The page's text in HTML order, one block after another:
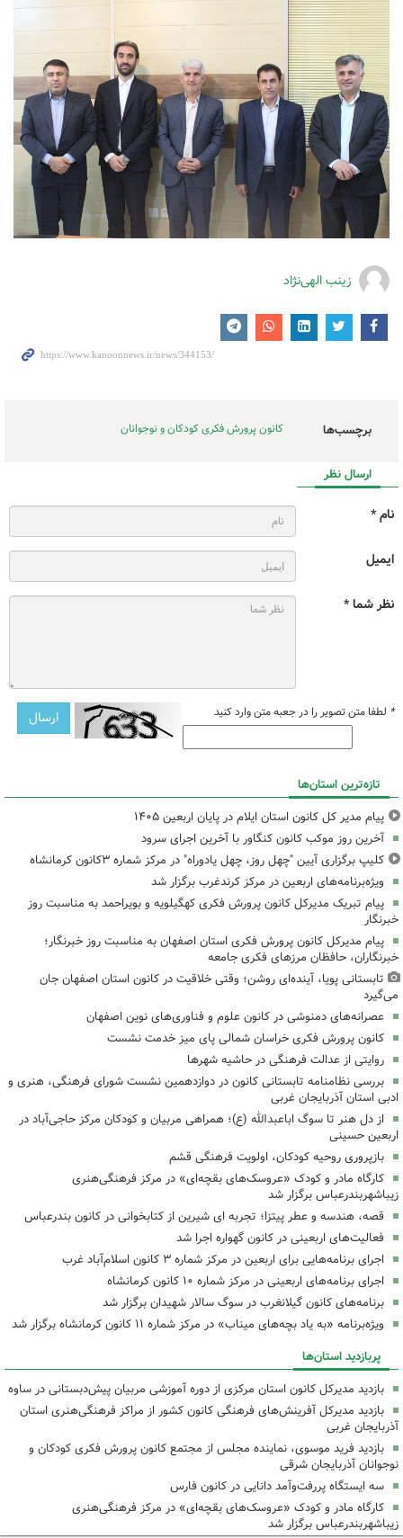
زینب الهی‌نژاد
برچسب‌ها کانون پرورش فکری کودکان و نوجوانان
ارسال نظر
نام *
ایمیل
نظر شما *
* لطفا متن تصویر را در جعبه متن وارد کنید
تازه‌ترین استان‌ها
پیام مدیر کل کانون استان ایلام در پایان اربعین ۱۴۰۵
آخرین روز موکب کانون کنگاور با آخرین اجرای سرود
کلیپ برگزاری آیین "چهل روز، چهل یادوراه" در مرکز شماره ۳کانون کرمانشاه
ویژه‌برنامه‌های اربعین در مرکز کرندغرب برگزار شد
پیام تبریک مدیرکل کانون پرورش فکری کهگیلویه و بویراحمد به مناسبت روز
خبرنگار
پیام مدیرکل کانون پرورش فکری استان اصفهان به مناسبت روز خبرنگار؛
خبرنگاران، حافظان مرزهای فکری جامعه
تابستانی پویا، آینده‌ای روشن؛ وقتی خلاقیت در کانون استان اصفهان جان
می‌گیرد
عصرانه‌های دمنوشی در کانون علوم و فناوری‌های نوین اصفهان
کانون پرورش فکری خراسان شمالی پای میز خدمت نشست
روایتی از عدالت فرهنگی در حاشیه شهرها
بررسی نظامنامه تابستانی کانون در دوازدهمین نشست شورای فرهنگی، هنری و
ادبی استان آذربایجان غربی
از دل هنر تا سوگ اباعبدالله (ع)؛ همراهی مربیان و کودکان مرکز حاجی‌آباد در
اربعین حسینی
بازپروری روحیه کودکان، اولویت فرهنگی قشم
کارگاه مادر و کودک «عروسک‌های بقچه‌ای» در مرکز فرهنگی‌هنری
زیباشهربندرعباس برگزار شد
قصه، هندسه و عطر پیتزا؛ تجربه ای شیرین از کتابخوانی در کانون بندرعباس
فعالیت‌های اربعینی در کانون گهواره اجرا شد
اجرای برنامه‌هایی برای اربعین در مرکز شماره ۳ کانون اسلام‌آباد غرب
اجرای برنامه‌های اربعینی در مرکز شماره ۱۰ کانون کرمانشاه
برنامه‌های کانون گیلانغرب در سوگ سالار شهیدان برگزار شد
ویژه‌برنامه «به یاد بچه‌های میناب» در مرکز شماره ۱۱ کانون کرمانشاه برگزار شد
پربازدید استان‌ها
بازدید مدیرکل کانون استان مرکزی از دوره آموزشی مربیان پیش‌دبستانی در ساوه
بازدید مدیرکل آفرینش‌های فرهنگی کانون کشور از مراکز فرهنگی‌هنری استان
آذربایجان غربی
بازدید فرید موسوی، نماینده مجلس از مجتمع کانون پرورش فکری کودکان و
نوجوانان آذربایجان شرقی
سه ایستگاه پررفت‌وآمد دانایی در کانون فارس
کارگاه مادر و کودک «عروسک‌های بقچه‌ای» در مرکز فرهنگی‌هنری
زیباشهربندرعباس برگزار شد